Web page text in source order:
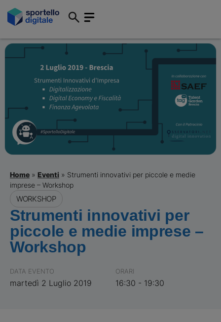
Home » Eventi » Strumenti innovativi per piccole e medie
imprese – Workshop
WORKSHOP
Strumenti innovativi per
piccole e medie imprese –
Workshop
DATA EVENTO
martedì 2 Luglio 2019
ORARI
16:30 - 19:30